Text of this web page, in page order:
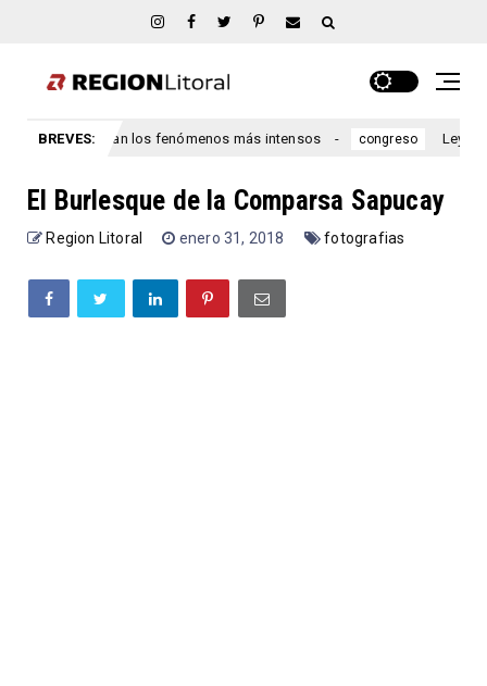
BREVES:
esperan los fenómenos más intensos congreso Ley de
El Burlesque de la Comparsa Sapucay
Region Litoral enero 31, 2018 fotografias